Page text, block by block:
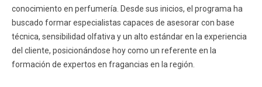
conocimiento en perfumería. Desde sus inicios, el programa ha
buscado formar especialistas capaces de asesorar con base
técnica, sensibilidad olfativa y un alto estándar en la experiencia
del cliente, posicionándose hoy como un referente en la
formación de expertos en fragancias en la región.